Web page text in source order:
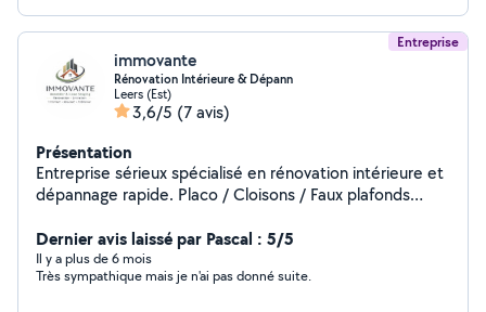
Entreprise
immovante
Rénovation Intérieure & Dépann
Leers (Est)
3,6/5 (7 avis)
Présentation
Entreprise sérieux spécialisé en rénovation intérieure et
dépannage rapide. Placo / Cloisons / Faux plafonds
Remise aux normes Plomberie / Fuites / Remplacement
sanitaire Sols (parquet, PVC, carrelage) Remise en état
avant location ou vente Travail propre et soigné
Dernier avis laissé par Pascal : 5/5
Il y a plus de 6 mois
Très sympathique mais je n'ai pas donné suite.